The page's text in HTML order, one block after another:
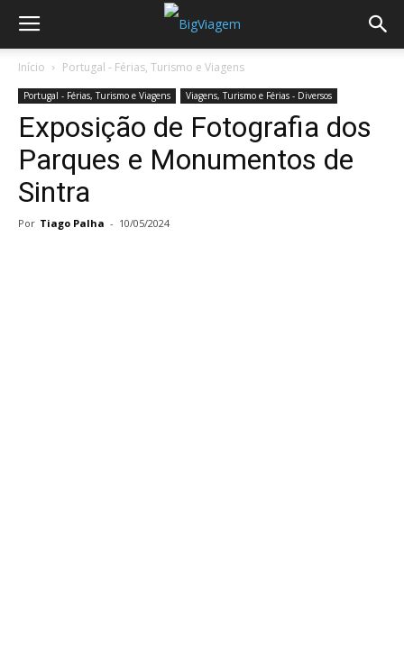
Início Portugal - Férias, Turismo e Viagens
Portugal - Férias, Turismo e Viagens Viagens, Turismo e Férias - Diversos
Exposição de Fotografia dos
Parques e Monumentos de
Sintra
Por Tiago Palha - 10/05/2024